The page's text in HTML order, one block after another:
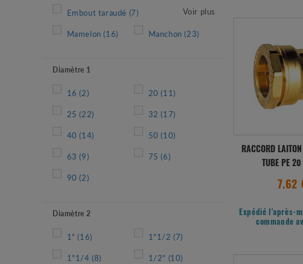
Embout taraudé (7)
Mamelon (16) Manchon (23)
Voir plus
Diamètre 1
16 (2) 20 (11)
25 (22) 32 (17)
40 (14) 50 (10)
63 (9) 75 (6)
90 (2)
Diamètre 2
1" (16) 1"1/2 (7)
1"1/4 (8) 1/2" (10)
RACCORD
TUBE PE
7.62
Expédié l'après-
commande